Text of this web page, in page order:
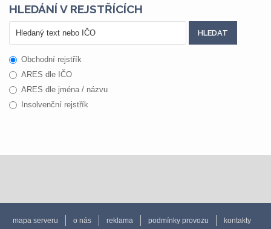
HLEDÁNÍ V REJSTŘÍCÍCH
Obchodní rejstřík
ARES dle IČO
ARES dle jména / názvu
Insolvenční rejstřík
mapa serveru o nás reklama podmínky provozu
kontakty